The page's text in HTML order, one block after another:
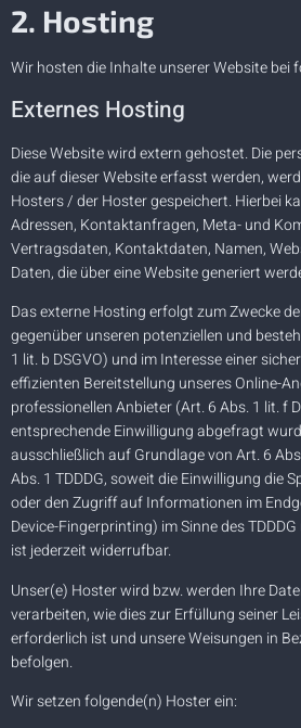
2. Hosting
Wir hosten die Inhalte unserer Website bei
Externes Hosting
Diese Website wird extern gehostet. Die
die auf dieser Website erfasst werden,
Hosters / der Hoster gespeichert. Hierbei
Adressen, Kontaktanfragen, Meta- und
Vertragsdaten, Kontaktdaten, Namen,
Daten, die über eine Website generiert
Das externe Hosting erfolgt zum Zwecke
gegenüber unseren potenziellen und
1 lit. b DSGVO) und im Interesse einer
effizienten Bereitstellung unseres Online-
professionellen Anbieter (Art. 6 Abs. 1 lit. f
entsprechende Einwilligung abgefragt
ausschließlich auf Grundlage von Art. 6
Abs. 1 TDDDG, soweit die Einwilligung die
oder den Zugriff auf Informationen im
Device-Fingerprinting) im Sinne des
ist jederzeit widerrufbar.
Unser(e) Hoster wird bzw. werden Ihre
verarbeiten, wie dies zur Erfüllung seiner
erforderlich ist und unsere Weisungen in
befolgen.
Wir setzen folgende(n) Hoster ein: